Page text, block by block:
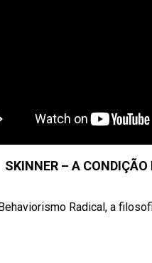
SKINNER – A
Radical, a